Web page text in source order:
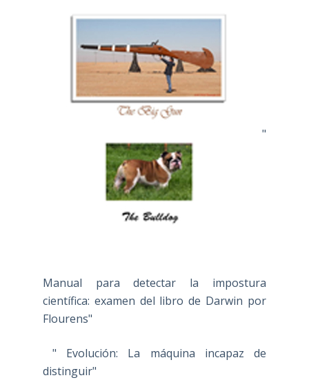
"
Manual para detectar la impostura
científica: examen del libro de Darwin por
Flourens"
" Evolución: La máquina incapaz de
distinguir"